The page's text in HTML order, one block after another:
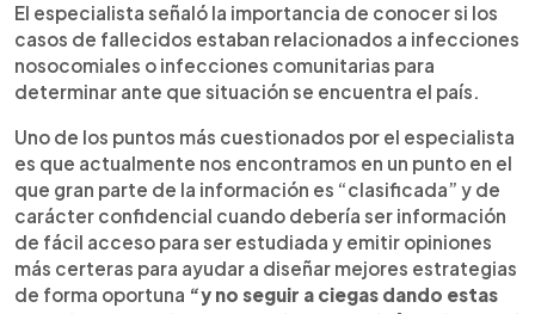
El especialista señaló la importancia de conocer si los
casos de fallecidos estaban relacionados a infecciones
nosocomiales o infecciones comunitarias para
determinar ante que situación se encuentra el país.
Uno de los puntos más cuestionados por el especialista
es que actualmente nos encontramos en un punto en el
que gran parte de la información es “clasificada” y de
carácter confidencial cuando debería ser información
de fácil acceso para ser estudiada y emitir opiniones
más certeras para ayudar a diseñar mejores estrategias
de forma oportuna “y no seguir a ciegas dando estas